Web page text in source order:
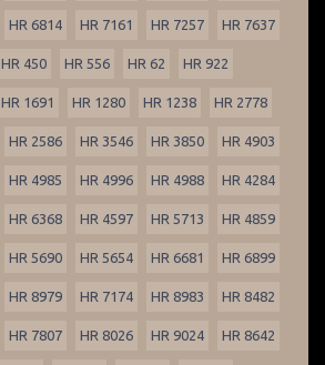
HR 6814 HR 7161 HR 7257 HR 7637
HR 450 HR 556 HR 62 HR 922
HR 1691 HR 1280 HR 1238 HR 2778
HR 2586 HR 3546 HR 3850 HR 4903
HR 4985 HR 4996 HR 4988 HR 4284
HR 6368 HR 4597 HR 5713 HR 4859
HR 5690 HR 5654 HR 6681 HR 6899
HR 8979 HR 7174 HR 8983 HR 8482
HR 7807 HR 8026 HR 9024 HR 8642